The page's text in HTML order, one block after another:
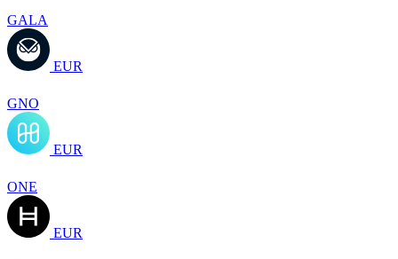
GALA
EUR
GNO
EUR
ONE
EUR